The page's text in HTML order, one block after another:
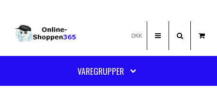
DKK
VAREGRUPPER